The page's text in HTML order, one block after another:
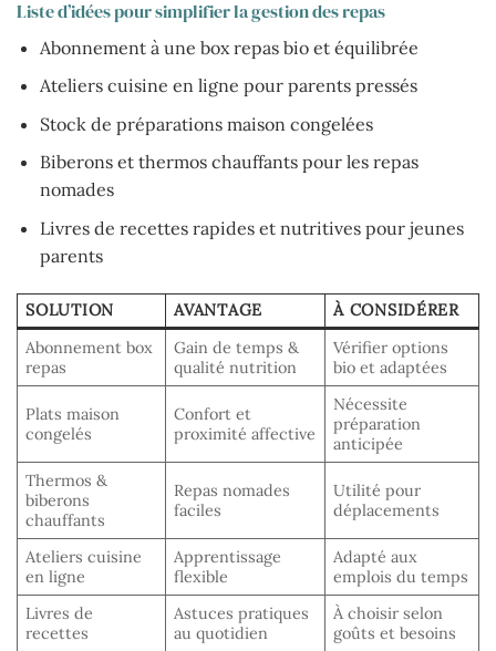
Liste d’idées pour simplifier la gestion des repas
Abonnement à une box repas bio et équilibrée
Ateliers cuisine en ligne pour parents pressés
Stock de préparations maison congelées
Biberons et thermos chauffants pour les repas
nomades
Livres de recettes rapides et nutritives pour jeunes
parents
SOLUTION AVANTAGE
À CONSIDÉRER
Abonnement box
repas
Gain de temps &
qualité nutrition
Vérifier options
bio et adaptées
Plats maison
congelés
Confort et
proximité affective
Nécessite
préparation
anticipée
Thermos &
biberons
chauffants
Repas nomades
faciles
Utilité pour
déplacements
Ateliers cuisine
en ligne
Apprentissage
flexible
Adapté aux
emplois du temps
Livres de
recettes
Astuces pratiques
au quotidien
À choisir selon
goûts et besoins